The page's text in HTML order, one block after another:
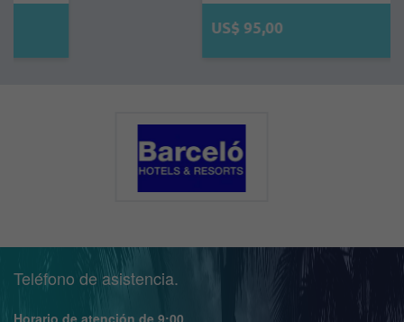
Teléfono de asistencia.
Horario de atención de 9:00